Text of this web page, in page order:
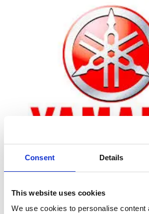
Consent Details
This website uses cookies
We use cookies to personalise content
Zoom